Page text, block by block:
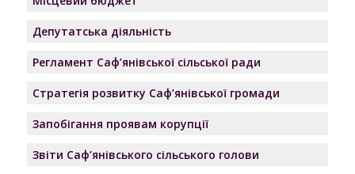
Депутатська діяльність
Регламент Саф’янівської сільської ради
Стратегія розвитку Саф’янівської громади
Запобігання проявам корупції
Звіти Саф’янівського сільського голови